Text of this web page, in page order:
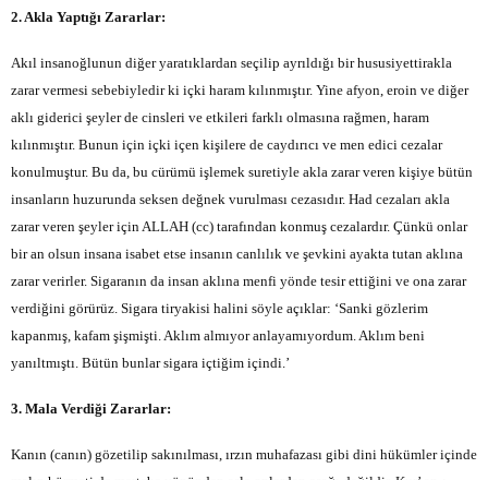
2. Akla Yaptığı Zararlar:
Akıl insanoğlunun diğer yaratıklardan seçilip ayrıldığı bir hususiyettirakla
zarar vermesi sebebiyledir ki içki haram kılınmıştır. Yine afyon, eroin ve diğer
aklı giderici şeyler de cinsleri ve etkileri farklı olmasına rağmen, haram
kılınmıştır. Bunun için içki içen kişilere de caydırıcı ve men edici cezalar
konulmuştur. Bu da, bu cürümü işlemek suretiyle akla zarar veren kişiye bütün
insanların huzurunda seksen değnek vurulması cezasıdır. Had cezaları akla
zarar veren şeyler için ALLAH (cc) tarafından konmuş cezalardır. Çünkü onlar
bir an olsun insana isabet etse insanın canlılık ve şevkini ayakta tutan aklına
zarar verirler. Sigaranın da insan aklına menfi yönde tesir ettiğini ve ona zarar
verdiğini görürüz. Sigara tiryakisi halini söyle açıklar: ‘Sanki gözlerim
kapanmış, kafam şişmişti. Aklım almıyor anlayamıyordum. Aklım beni
yanıltmıştı. Bütün bunlar sigara içtiğim içindi.’
3. Mala Verdiği Zararlar:
Kanın (canın) gözetilip sakınılması, ırzın muhafazası gibi dini hükümler içinde